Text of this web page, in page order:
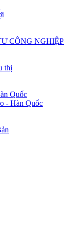
CÔNG NGHIỆP
thị
Quốc
- Hàn Quốc